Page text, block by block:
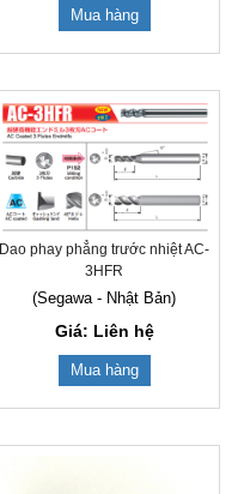
Mua hàng
Dao phay phẳng trước nhiệt AC-
3HFR
(Segawa - Nhật Bản)
Giá: Liên hệ
Mua hàng